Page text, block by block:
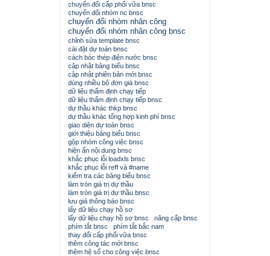
chuyển đổi cấp phối vữa bnsc
chuyển đổi nhóm nc bnsc
chuyển đổi nhóm nhân công
chuyển đổi nhóm nhân công bnsc
chỉnh sửa template bnsc
cài đặt dự toán bnsc
cách bóc thép điện nước bnsc
cập nhật bảng biểu bnsc
cập nhật phiên bản mới bnsc
dùng nhiều bộ đơn giá bnsc
dữ liệu thẩm định chạy tiếp
dữ liệu thẩm định chạy tiếp bnsc
dự thầu khác thkp bnsc
dự thầu khác tổng hợp kinh phí bnsc
giao diện dự toán bnsc
giới thiệu bảng biểu bnsc
gộp nhóm công việc bnsc
hiện ẩn nội dung bnsc
khắc phục lỗi loadxls bnsc
khắc phục lỗi reff và #name
kiểm tra các bảng biểu bnsc
làm tròn giá trị dự thầu
làm tròn giá trị dự thầu bnsc
lưu giá thông báo bnsc
lấy dữ liệu chạy hồ sơ
lấy dữ liệu chạy hồ sơ bnsc
nâng cấp bnsc
phím tắt bnsc
phím tắt bắc nam
thay đổi cấp phối vữa bnsc
thêm công tác mới bnsc
thêm hệ số cho công việc bnsc